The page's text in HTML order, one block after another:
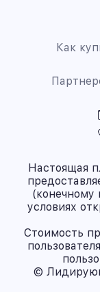
Как
Настоящая
(конечному
условиях
Стоимость
©